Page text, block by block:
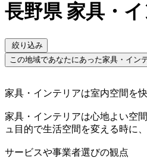
長野県 家具・
絞り込み
この地域であなたにあった家具・イン
家具・インテリアは室内空間を
家具・インテリアは心地よい空
ュ目的で生活空間を変える時に
サービスや事業者選びの観点